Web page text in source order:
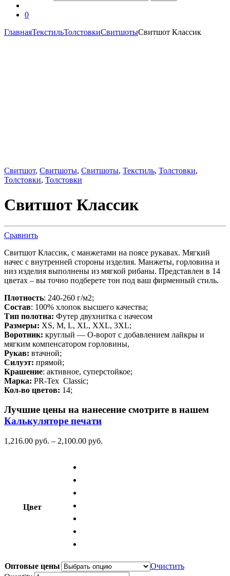
0
ГлавнаяТекстильТолстовкиСвитшотыСвитшот Классик
Свитшот, Свитшоты, Свитшоты, Текстиль, Толстовки,
Толстовки, Толстовки
Свитшот Классик
Сравнить
Свитшот Классик, с манжетами на поясе рукавах. Мягкий
начес с внутренней стороны изделия. Манжеты, горловина и
низ изделия выполнены из мягкой рибаны. Представлен в 14
цветах – вы точно подберете тон под ваш фирменный стиль.
Плотность: 240-260 г/м2;
Состав: 100% хлопок высшего качества;
Тип полотна: Футер двухнитка с начесом
Размеры: XS, M, L, XL, XXL, 3XL;
Воротник: круглый — О-ворот с добавлением лайкры и
мягким компенсатором горловины,
Рукав: втачной;
Силуэт: прямой;
Крашение: активное, суперстойкое;
Марка: PR-Tex Classic;
Кол-во цветов: 14;
Лучшие цены на нанесение смотрите в нашем
Калькуляторе печати
1,216.00 руб. – 2,100.00 руб.
Цвет
Оптовые цены
Очистить